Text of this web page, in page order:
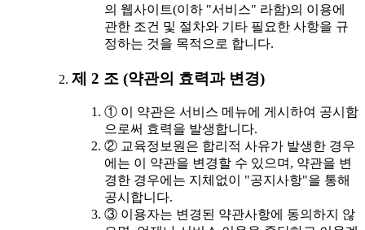
의 웹사이트(이하 "서비스" 라함)의 이용에
관한 조건 및 절차와 기타 필요한 사항을 규
정하는 것을 목적으로 합니다.
제 2 조 (약관의 효력과 변경)
① 이 약관은 서비스 메뉴에 게시하여 공시함
으로써 효력을 발생합니다.
② 교육정보원은 합리적 사유가 발생한 경우
에는 이 약관을 변경할 수 있으며, 약관을 변
경한 경우에는 지체없이 "공지사항"을 통해
공시합니다.
③ 이용자는 변경된 약관사항에 동의하지 않